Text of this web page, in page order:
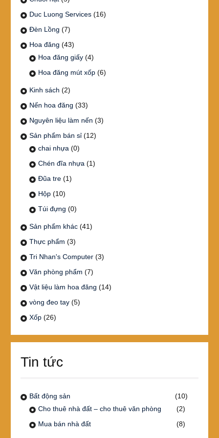
Duc Luong Services (16)
Đèn Lồng (7)
Hoa đăng (43)
Hoa đăng giấy (4)
Hoa đăng mút xốp (6)
Kinh sách (2)
Nến hoa đăng (33)
Nguyên liệu làm nến (3)
Sản phẩm bán sỉ (12)
chai nhựa (0)
Chén đĩa nhựa (1)
Đũa tre (1)
Hộp (10)
Túi đựng (0)
Sản phẩm khác (41)
Thực phẩm (3)
Tri Nhan's Computer (3)
Văn phòng phẩm (7)
Vật liệu làm hoa đăng (14)
vòng đeo tay (5)
Xốp (26)
Tin tức
Bất động sản
(10)
Cho thuê nhà đất – cho thuê văn phòng
(2)
Mua bán nhà đất
(8)